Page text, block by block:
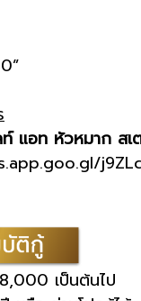
ท์ แอท หัวหมาก สเ
เป็นต้นไป